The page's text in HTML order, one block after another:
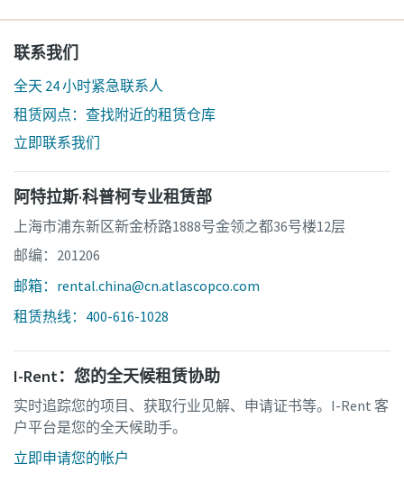
联系我们
全天 24 小时紧急联系人
租赁网点：查找附近的租赁仓库
立即联系我们
阿特拉斯·科普柯专业租赁部
上海市浦东新区新金桥路1888号金领之都36号楼12层
邮编：201206
邮箱：rental.china@cn.atlascopco.com
租赁热线：400-616-1028
I-Rent：您的全天候租赁协助
实时追踪您的项目、获取行业见解、申请证书等。I-Rent 客
户平台是您的全天候助手。
立即申请您的帐户